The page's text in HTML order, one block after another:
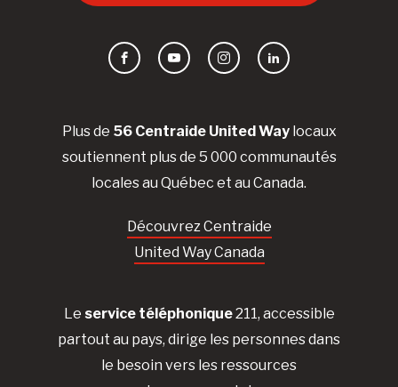
Plus de 56 Centraide United Waylocaux
soutiennent plus de 5 000 communautés
locales au Québec et au Canada.
Découvrez Centraide
United Way Canada
Le service téléphonique211, accessible
partout au pays, dirige les personnes dans
le besoin vers les ressources
FacebookYouTubeInstagramLinkedIn